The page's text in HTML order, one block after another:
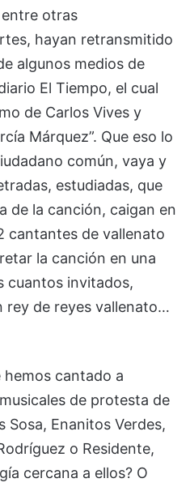
otras
hayan retransmitido
algunos medios de
El Tiempo, el cual
de Carlos Vives y
Márquez”. Que eso lo
común, vaya y
estudiadas, que
de la canción, caigan en
cantantes de vallenato
la canción en una
cuantos invitados,
rey de reyes vallenato…
cantado a
de protesta de
Sosa, Enanitos Verdes,
o Residente,
cercana a ellos? O